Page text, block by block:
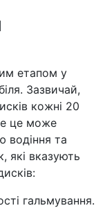
етапом у
Зазвичай,
кожні 20
це може
водіння та
які вказують
гальмування.